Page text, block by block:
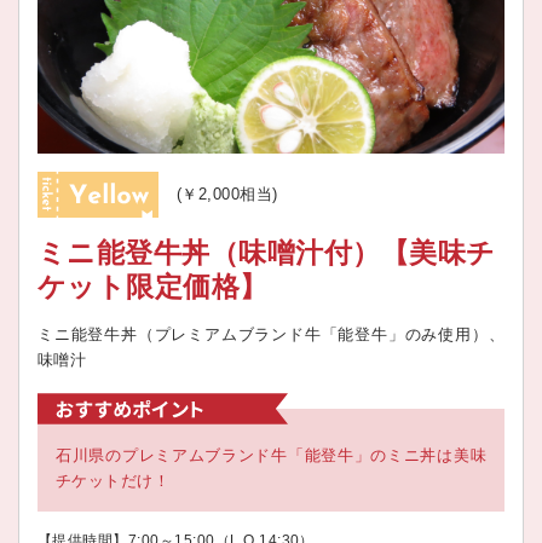
(￥2,000相当)
ミニ能登牛丼（味噌汁付）【美味チ
ケット限定価格】
ミニ能登牛丼（プレミアムブランド牛「能登牛」のみ使用）、
味噌汁
石川県のプレミアムブランド牛「能登牛」のミニ丼は美味
チケットだけ！